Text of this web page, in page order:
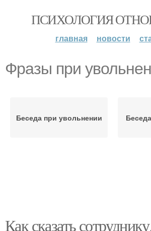
ПСИХОЛОГИЯ
главная новости
Фразы при
Беседа при увольнении
Как сказать